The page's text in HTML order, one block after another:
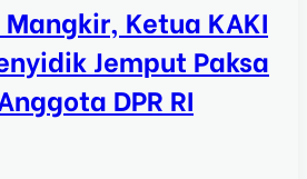
Ketua KAKI
Jemput Paksa
DPR RI